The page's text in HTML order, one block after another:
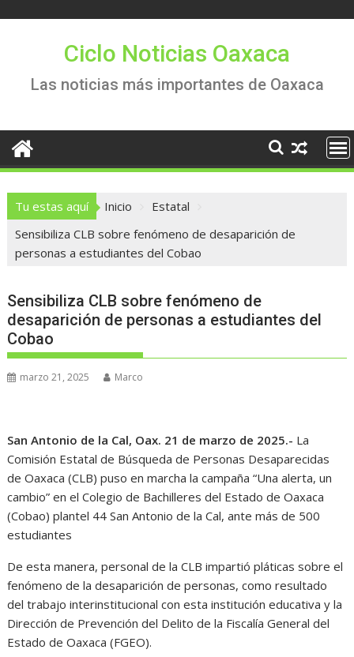
Ciclo Noticias Oaxaca
Las noticias más importantes de Oaxaca
Tu estas aquí Inicio
Estatal
Sensibiliza CLB sobre fenómeno de desaparición de
personas a estudiantes del Cobao
Sensibiliza CLB sobre fenómeno de
desaparición de personas a estudiantes del
Cobao
marzo 21, 2025 Marco
San Antonio de la Cal, Oax. 21 de marzo de 2025.- La
Comisión Estatal de Búsqueda de Personas Desaparecidas
de Oaxaca (CLB) puso en marcha la campaña “Una alerta, un
cambio” en el Colegio de Bachilleres del Estado de Oaxaca
(Cobao) plantel 44 San Antonio de la Cal, ante más de 500
estudiantes
De esta manera, personal de la CLB impartió pláticas sobre el
fenómeno de la desaparición de personas, como resultado
del trabajo interinstitucional con esta institución educativa y la
Dirección de Prevención del Delito de la Fiscalía General del
Estado de Oaxaca (FGEO).